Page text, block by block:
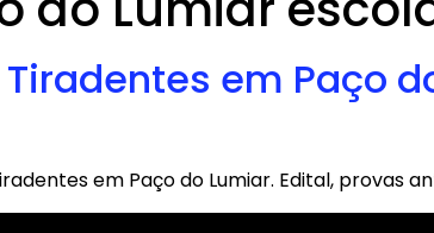
em Paço
em Paço do Lumiar. Edital, provas